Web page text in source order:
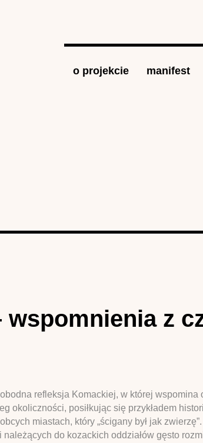
o projekcie manifest
z
refleksja Komackiej, w której wspomina
okoliczności, posiłkując się przykładem
miastach, który „ścigany był jak
do kozackich oddziałów gęsto